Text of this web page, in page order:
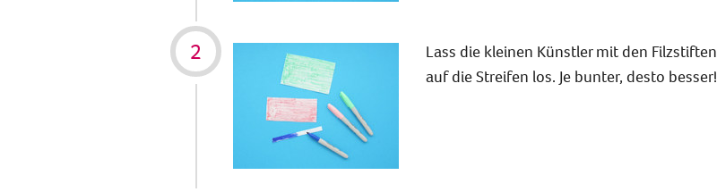
Lass die kleinen Künstler mit den Filzstiften
auf die Streifen los. Je bunter, desto besser!